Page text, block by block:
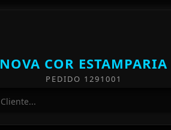
NOVA COR ESTAMPARIA
PEDIDO 1291001